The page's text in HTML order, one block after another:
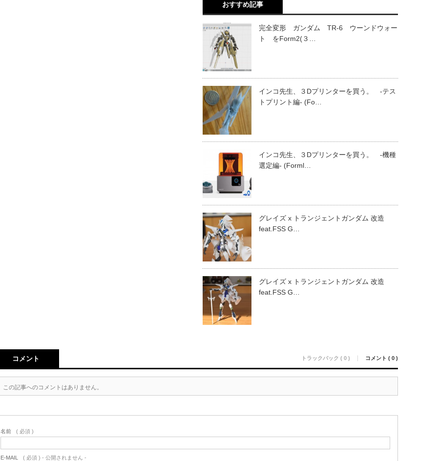
おすすめ記事
完全変形 ガンダム TR-6 ウーンドウォー
ト をForm2(３…
インコ先生、３Dプリンターを買う。 -テス
トプリント編- (Fo…
インコ先生、３Dプリンターを買う。 -機種
選定編- (Forml…
グレイズ x トランジェントガンダム 改造
feat.FSS G…
グレイズ x トランジェントガンダム 改造
feat.FSS G…
コメント トラックバック ( 0 ) コメント ( 0 )
この記事へのコメントはありません。
名前 ( 必須 )
E-MAIL ( 必須 ) - 公開されません -